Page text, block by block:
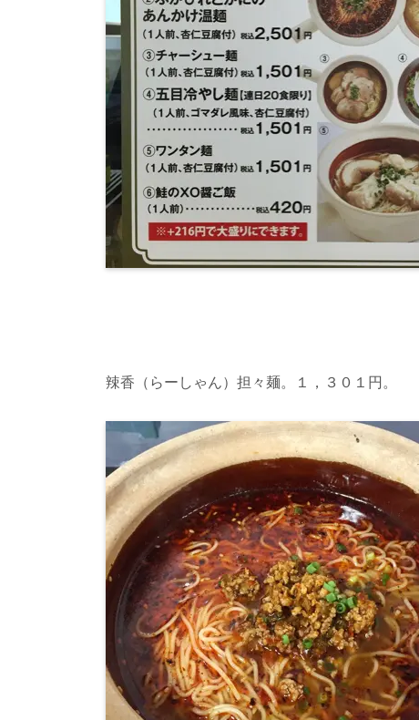
辣香（らーしゃん）担々麺。１，３０１円。